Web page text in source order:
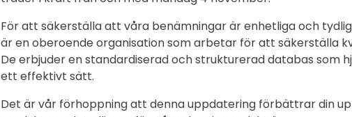
För att säkerställa att våra benämningar är enhetliga och
är en oberoende organisation som arbetar för att säkerställa
De erbjuder en standardiserad och strukturerad databas
ett effektivt sätt.
Det är vår förhoppning att denna uppdatering förbättrar din